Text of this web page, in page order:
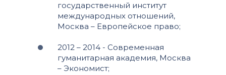
государственный институт
международных отношений,
Москва – Европейское право;
2012 – 2014 - Современная
гуманитарная академия, Москва
– Экономист;